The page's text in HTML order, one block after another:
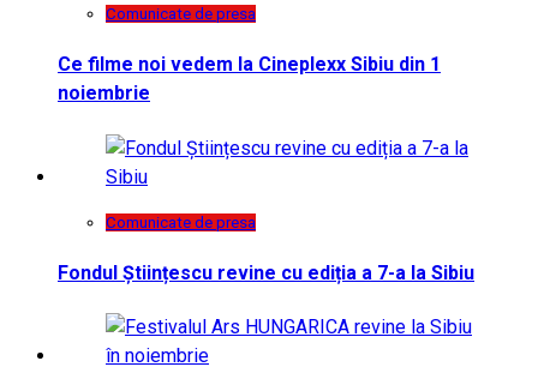
Comunicate de presa
Ce filme noi vedem la Cineplexx Sibiu din 1
noiembrie
Comunicate de presa
Fondul Științescu revine cu ediția a 7-a la Sibiu